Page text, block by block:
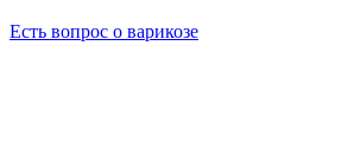
Есть вопрос о варикозе